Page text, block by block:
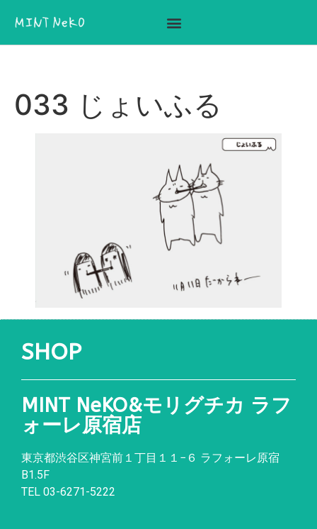
033 じょいふる
SHOP
MINT NeKO&モリグチカ ラフ
ォーレ原宿店
東京都渋谷区神宮前１丁目１１ − ６ ラフォーレ原宿
B1.5F
TEL 03-6271-5222